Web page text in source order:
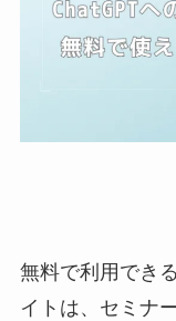
無料で利用でき
イトは、セミナ